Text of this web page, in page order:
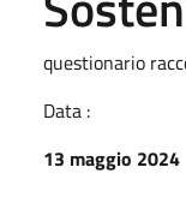
questionario
Data :
13 maggio 2024